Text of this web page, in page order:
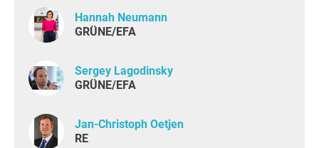
Hannah Neumann
GRÜNE/EFA
Sergey Lagodinsky
GRÜNE/EFA
Jan-Christoph Oetjen
RE